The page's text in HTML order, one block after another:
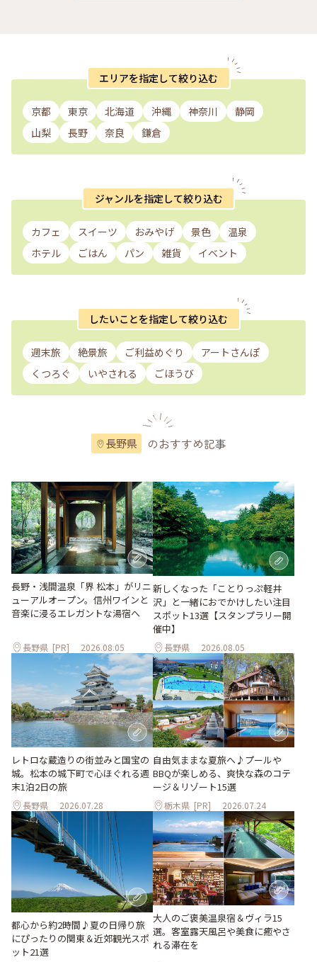
エリアを指定して絞り込む
京都 東京 北海道 沖縄 神奈川
静岡
山梨
長野 奈良 鎌倉
ジャンルを指定して絞り込む
カフェ スイーツ おみやげ 景色
温泉
ホテル
ごはん パン 雑貨 イベント
したいことを指定して絞り込む
週末旅 絶景旅 ご利益めぐり
アートさんぽ
くつろぐ
いやされる ごほうび
長野県 のおすすめ記事
長野・浅間温泉「界 松本」がリニ
ューアルオープン。信州ワインと
音楽に浸るエレガントな湯宿へ
長野県 [PR] 2026.08.05
新しくなった「ことりっぷ軽井
沢」と一緒におでかけしたい注目
スポット13選【スタンプラリー開
催中】
長野県 2026.08.05
レトロな蔵造りの街並みと国宝の
城。松本の城下町で心ほぐれる週
末1泊2日の旅
長野県 2026.07.28
自由気ままな夏旅へ♪プールや
BBQが楽しめる、爽快な森のコテ
ージ＆リゾート15選
栃木県 [PR] 2026.07.24
都心から約2時間♪夏の日帰り旅
にぴったりの関東＆近郊観光スポ
ット21選
大人のご褒美温泉宿＆ヴィラ15
選。客室露天風呂や美食に癒やさ
れる滞在を